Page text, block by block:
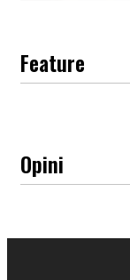
Feature
Opini